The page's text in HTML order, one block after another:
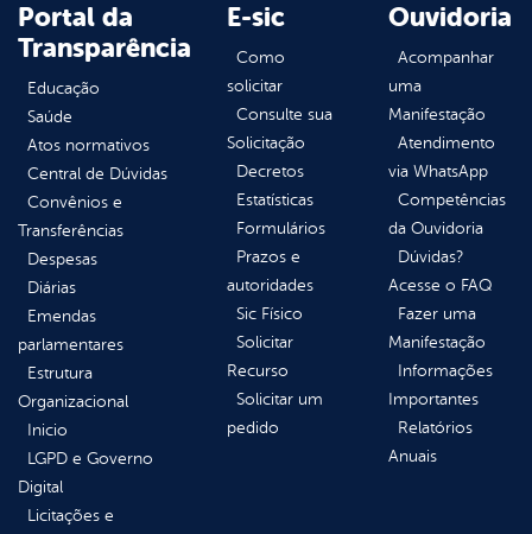
Portal da
Transparência
Educação
Saúde
Atos normativos
Central de Dúvidas
Convênios e
Transferências
Despesas
Diárias
Emendas
parlamentares
Estrutura
Organizacional
Inicio
LGPD e Governo
Digital
Licitações e
E-sic
Como
solicitar
Consulte sua
Solicitação
Decretos
Estatísticas
Formulários
Prazos e
autoridades
Sic Físico
Solicitar
Recurso
Solicitar um
pedido
Ouvidoria
Acompanhar
uma
Manifestação
Atendimento
via WhatsApp
Competências
da Ouvidoria
Dúvidas?
Acesse o FAQ
Fazer uma
Manifestação
Informações
Importantes
Relatórios
Anuais